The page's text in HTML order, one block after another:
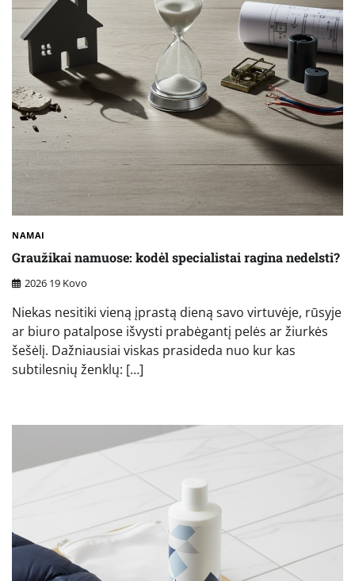
NAMAI
Graužikai namuose: kodėl specialistai ragina nedelsti?
2026 19 Kovo
Niekas nesitiki vieną įprastą dieną savo virtuvėje, rūsyje
ar biuro patalpose išvysti prabėgantį pelės ar žiurkės
šešėlį. Dažniausiai viskas prasideda nuo kur kas
subtilesnių ženklų: […]